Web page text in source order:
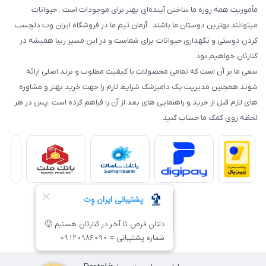
مأموریت همه روزه ما ساختن آینده‌ای بهتر برای موجودات است . حیوانات
میتوانند بهترین دوستان ما باشند . آرمان تیم ما در فروشگاه ایران وِت دلچسب
کردن دوستی و نگهداری حیوانات برای شماست و در این مسیر زیبا همیشه در
کنارتان خواهیم بود .
سعی ما بر آن است که تمامی محصولات با کیفیت مطلوب و برند اصلی ارائه
شوند،همچنین مدیریت یک دامپزشک شرایط لازم را جهت خرید بهتر و مشاوره
های لازم قبل از خرید و راهنمایی های بعد از آن را فراهم کرده است ،پس در هر
لحظه روی کمک ما حساب کنید.